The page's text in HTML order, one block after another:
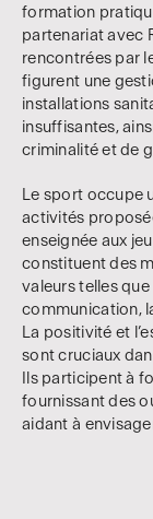
formation
partenariat avec
rencontrées par
figurent une
installations
insuffisantes,
criminalité et de
Le sport occupe
activités
enseignée aux
constituent des
valeurs telles
communication,
La positivité et
sont cruciaux
Ils participent à
fournissant des
aidant à